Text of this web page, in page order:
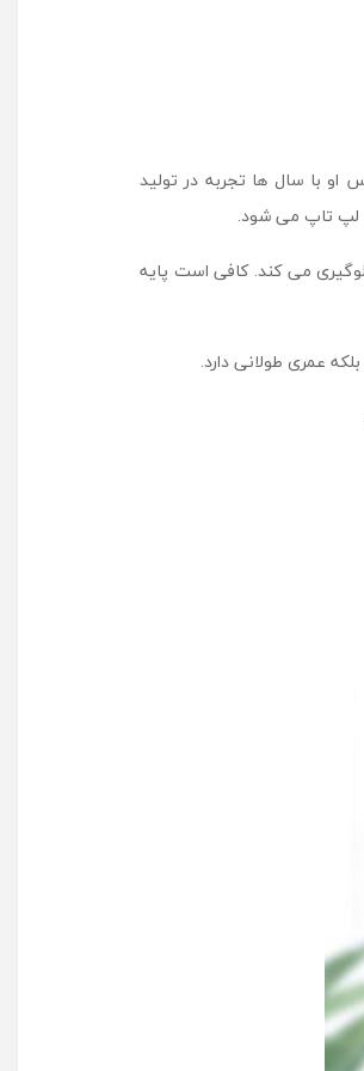
او با سال‌ ها تجربه در تولید
لپ تاپ می ‌شود.
تاپ جلوگیری می کند. کافی است پایه
عمری طولانی دارد.